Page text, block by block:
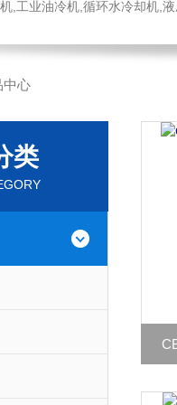
,工业油冷机,循环水冷却机,
中心
类